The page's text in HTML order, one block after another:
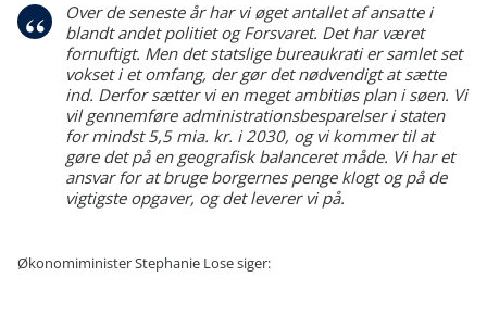
Over de seneste år har vi øget antallet af ansatte i
blandt andet politiet og Forsvaret. Det har været
fornuftigt. Men det statslige bureaukrati er samlet set
vokset i et omfang, der gør det nødvendigt at sætte
ind. Derfor sætter vi en meget ambitiøs plan i søen. Vi
vil gennemføre administrationsbesparelser i staten
for mindst 5,5 mia. kr. i 2030, og vi kommer til at
gøre det på en geografisk balanceret måde. Vi har et
ansvar for at bruge borgernes penge klogt og på de
vigtigste opgaver, og det leverer vi på.
Økonomiminister Stephanie Lose siger: